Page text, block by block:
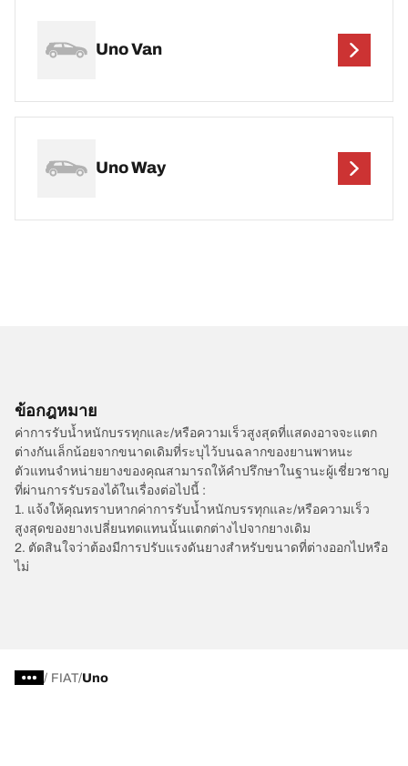
Uno Van
Uno Way
ข้อกฎหมาย
ค่าการรับน้ำหนักบรรทุกและ/หรือความเร็วสูงสุดที่แสดงอาจจะแตก
ต่างกันเล็กน้อยจากขนาดเดิมที่ระบุไว้บนฉลากของยานพาหนะ
ตัวแทนจำหน่ายยางของคุณสามารถให้คำปรึกษาในฐานะผู้เชี่ยวชาญ
ที่ผ่านการรับรองได้ในเรื่องต่อไปนี้ :
1. แจ้งให้คุณทราบหากค่าการรับน้ำหนักบรรทุกและ/หรือความเร็ว
สูงสุดของยางเปลี่ยนทดแทนนั้นแตกต่างไปจากยางเดิม
2. ตัดสินใจว่าต้องมีการปรับแรงดันยางสำหรับขนาดที่ต่างออกไปหรือ
ไม่
/ FIAT Uno